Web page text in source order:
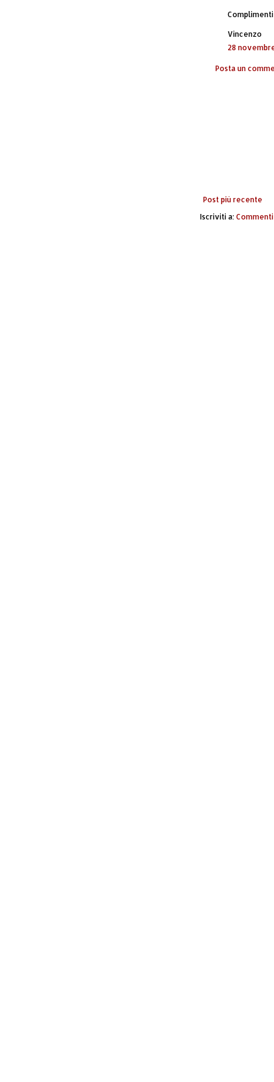
Vincenzo
28
Posta un
Post più recente
Iscriviti a: